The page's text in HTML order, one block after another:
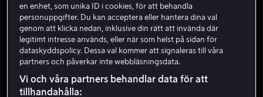
Francis Lederer
en enhet, som unika ID i cookies, för att behandla
personuppgifter. Du kan acceptera eller hantera dina val
genom att klicka nedan, inklusive din rätt att invända där
legitimt intresse används, eller när som helst på sidan för
dataskyddspolicy. Dessa val kommer att signaleras till våra
partners och påverkar inte webbläsningsdata.
Vi och våra partners behandlar data för att
tillhandahålla: